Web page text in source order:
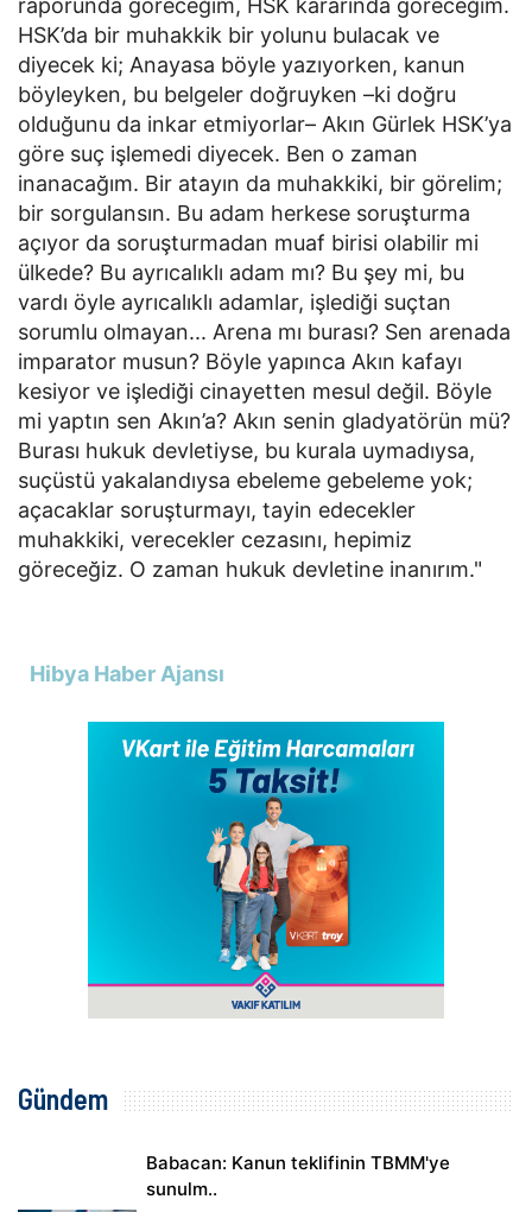
raporunda göreceğim, HSK kararında göreceğim.
HSK’da bir muhakkik bir yolunu bulacak ve
diyecek ki; Anayasa böyle yazıyorken, kanun
böyleyken, bu belgeler doğruyken –ki doğru
olduğunu da inkar etmiyorlar– Akın Gürlek HSK’ya
göre suç işlemedi diyecek. Ben o zaman
inanacağım. Bir atayın da muhakkiki, bir görelim;
bir sorgulansın. Bu adam herkese soruşturma
açıyor da soruşturmadan muaf birisi olabilir mi
ülkede? Bu ayrıcalıklı adam mı? Bu şey mi, bu
vardı öyle ayrıcalıklı adamlar, işlediği suçtan
sorumlu olmayan... Arena mı burası? Sen arenada
imparator musun? Böyle yapınca Akın kafayı
kesiyor ve işlediği cinayetten mesul değil. Böyle
mi yaptın sen Akın’a? Akın senin gladyatörün mü?
Burası hukuk devletiyse, bu kurala uymadıysa,
suçüstü yakalandıysa ebeleme gebeleme yok;
açacaklar soruşturmayı, tayin edecekler
muhakkiki, verecekler cezasını, hepimiz
göreceğiz. O zaman hukuk devletine inanırım."
Hibya Haber Ajansı
Gündem
Babacan: Kanun teklifinin TBMM'ye
sunulm..